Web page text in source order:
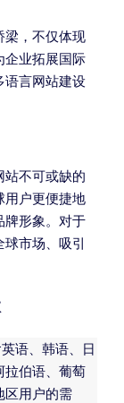
梁，不仅体现
企业拓展国际
语言网站建设
站不可或缺的
用户更便捷地
牌形象。对于
市场、吸引
语、韩语、日
拉伯语、葡萄
区用户的需